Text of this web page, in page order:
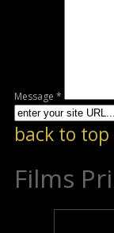
Message *
back to top
Films